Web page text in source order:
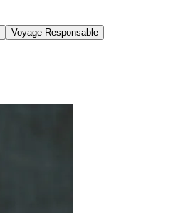
Voyage Responsable